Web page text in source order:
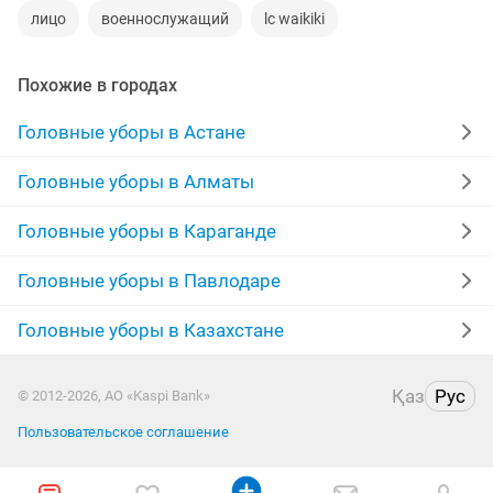
лицо военнослужащий lc waikiki
Похожие в городах
Головные уборы в Астане
Головные уборы в Алматы
Головные уборы в Караганде
Головные уборы в Павлодаре
Головные уборы в Казахстане
© 2012-2026, АО «Kaspi Bank» Қаз Рус
Пользовательское соглашение